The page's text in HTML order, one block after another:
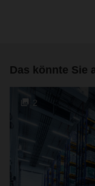
Das könnte Sie
2